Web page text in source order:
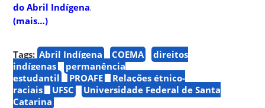
do Abril Indígena.
(mais…)
Tags: Abril Indígena COEMA
direitos
indígenas
permanência
estudantil
PROAFE
Relações étnico-
raciais
UFSC
Universidade Federal de Santa
Catarina